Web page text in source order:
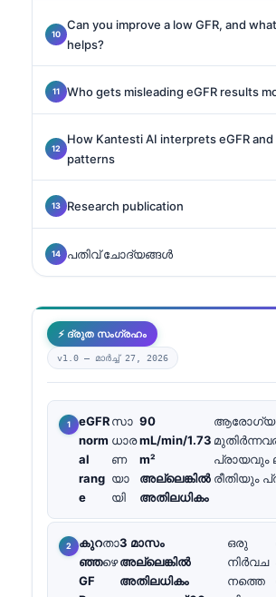
Can you improve a low GFR, and
helps?
Who gets misleading eGFR results
How Kantesti AI interprets eGFR and
patterns
Research publication
പതിവ് ചോദ്യങ്ങൾ
⚡ ദ്രുത സംഗ്രഹം
v1.0 — മാർച്ച് 27, 2026
eGFR
norm
al
rang
e
സാ
ധാര
ണ
യാ
യി
90
mL/min/1.73
m²
അല്ലെങ്കിൽ
അതിലധികം
പ്രായവും
രീതിയും
കുറ
ഞ്ഞ
GF
താ
ഴെ
3 മാസം
അല്ലെങ്കിൽ
അതിലധികം
ഒരു
നിർവച
നത്തെ